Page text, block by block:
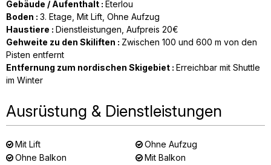
Gebäude / Aufenthalt : Eterlou
Boden : 3. Etage Mit Lift Ohne Aufzug
Haustiere : Dienstleistungen Aufpreis 20€
Gehweite zu den Skiliften : Zwischen 100 und 600 m von den
Pisten entfernt
Entfernung zum nordischen Skigebiet : Erreichbar mit Shuttle
im Winter
Ausrüstung & Dienstleistungen
Mit Lift
Ohne Aufzug
Ohne Balkon
Mit Balkon